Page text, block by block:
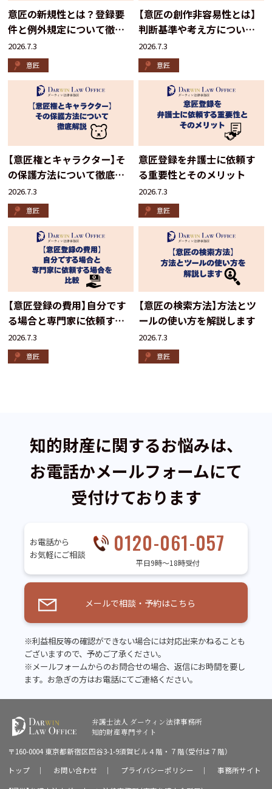
意匠の新規性とは？登録要
件と例外規定について徹底
解説
2026.7.3
意匠
【意匠の創作非容易性とは】
判断基準や考え方について
解説します
2026.7.3
意匠
【意匠権とキャラクター】そ
の保護方法について徹底解
説
2026.7.3
意匠
意匠登録を弁護士に依頼す
る重要性とそのメリット
2026.7.3
意匠
【意匠登録の費用】自分です
る場合と専門家に依頼する
場合を比較
2026.7.3
意匠
【意匠の検索方法】方法とツ
ールの使い方を解説します
2026.7.3
意匠
知的財産に関するお悩みは、
お電話かメールフォームにて
受付けております
お電話から
お気軽にご相談
0120-061-057
平日9時～18時受付
メールで相談・予約はこちら
※利益相反等の確認ができない場合には対応出来かねることも
ございますので、予めご了承ください。
※メールフォームからのお問合せの場合、返信にお時間を要し
ます。お急ぎの方はお電話にてご連絡ください。
弁護士法人 ダーウィン法律事務所
知的財産専門サイト
〒160-0004 東京都新宿区四谷3-1-9須賀ビル４階・７階（受付は７階）
トップ ｜ お問い合わせ ｜ プライバシーポリシー ｜
事務所サイト